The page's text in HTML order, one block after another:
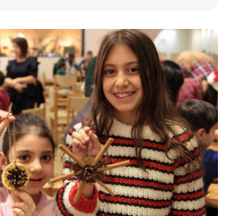
- 29 драм/мин, 1 МБ
а для коротких сообщений -
действующих до этого
нести продолжительный
в Арцахе согласно
между
по регулированию